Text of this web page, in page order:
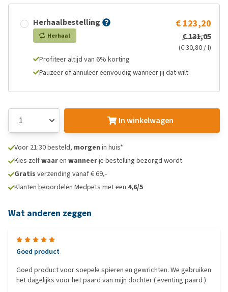
Herhaalbestelling
Herhaal
€ 123,20
€ 131,05
(€ 30,80 / l)
Profiteer altijd van 6% korting
Pauzeer of annuleer eenvoudig wanneer jij dat wilt
In winkelwagen
Voor 21:30 besteld, morgen in huis*
Kies zelfwaaren wanneerje bestelling bezorgd wordt
Gratis verzending vanaf € 69,-
Klanten beoordelen Medpets met een 4,6/5
Wat anderen zeggen
Goed product
Goed product voor soepele spieren en gewrichten. We gebruiken
het dagelijks voor het paard van mijn dochter ( eventing paard )